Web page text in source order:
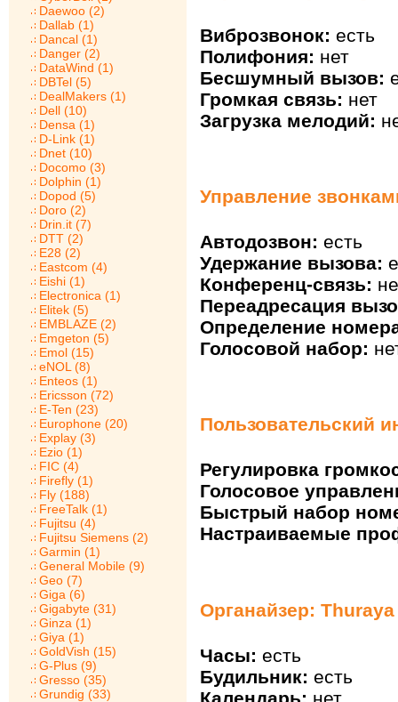
Daewoo (2)
Dallab (1)
Dancal (1)
Danger (2)
DataWind (1)
DBTel (5)
DealMakers (1)
Dell (10)
Densa (1)
D-Link (1)
Dnet (10)
Docomo (3)
Dolphin (1)
Dopod (5)
Doro (2)
Drin.it (7)
DTT (2)
E28 (2)
Eastcom (4)
Eishi (1)
Electronica (1)
Elitek (5)
EMBLAZE (2)
Emgeton (5)
Emol (15)
eNOL (8)
Enteos (1)
Ericsson (72)
E-Ten (23)
Europhone (20)
Explay (3)
Ezio (1)
FIC (4)
Firefly (1)
Fly (188)
FreeTalk (1)
Fujitsu (4)
Fujitsu Siemens (2)
Garmin (1)
General Mobile (9)
Geo (7)
Giga (6)
Gigabyte (31)
Ginza (1)
Giya (1)
GoldVish (15)
G-Plus (9)
Gresso (35)
Grundig (33)
Виброзвонок: есть
Полифония: нет
Бесшумный вызов:
Громкая связь: нет
Загрузка мелодий:
Управление
Автодозвон: есть
Удержание вызова:
Конференц-связь:
Переадресация
Определение
Голосовой набор:
Пользовательский
Регулировка
Голосовое
Быстрый набор
Настраиваемые
Органайзер:
Часы: есть
Будильник: есть
Календарь: нет